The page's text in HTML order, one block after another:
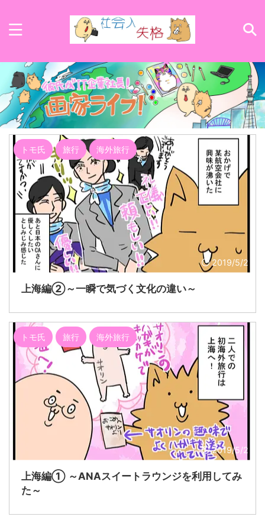
2019/5/2
トモ氏 旅行 海外旅行
上海編②～一瞬で気づく文化の違い～
2019/5/2
トモ氏 旅行 海外旅行
上海編① ～ANAスイートラウンジを利用してみ
た～